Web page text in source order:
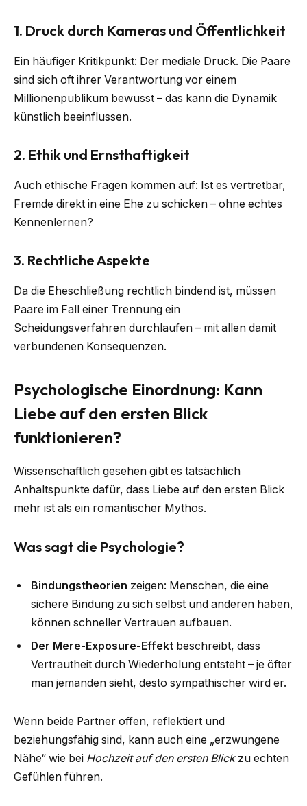
1. Druck durch Kameras und Öffentlichkeit
Ein häufiger Kritikpunkt: Der mediale Druck. Die Paare
sind sich oft ihrer Verantwortung vor einem
Millionenpublikum bewusst – das kann die Dynamik
künstlich beeinflussen.
2. Ethik und Ernsthaftigkeit
Auch ethische Fragen kommen auf: Ist es vertretbar,
Fremde direkt in eine Ehe zu schicken – ohne echtes
Kennenlernen?
3. Rechtliche Aspekte
Da die Eheschließung rechtlich bindend ist, müssen
Paare im Fall einer Trennung ein
Scheidungsverfahren durchlaufen – mit allen damit
verbundenen Konsequenzen.
Psychologische Einordnung: Kann
Liebe auf den ersten Blick
funktionieren?
Wissenschaftlich gesehen gibt es tatsächlich
Anhaltspunkte dafür, dass Liebe auf den ersten Blick
mehr ist als ein romantischer Mythos.
Was sagt die Psychologie?
Bindungstheorien zeigen: Menschen, die eine
sichere Bindung zu sich selbst und anderen haben,
können schneller Vertrauen aufbauen.
Der Mere-Exposure-Effekt beschreibt, dass
Vertrautheit durch Wiederholung entsteht – je öfter
man jemanden sieht, desto sympathischer wird er.
Wenn beide Partner offen, reflektiert und
beziehungsfähig sind, kann auch eine „erzwungene
Nähe“ wie bei Hochzeit auf den ersten Blickzu echten
Gefühlen führen.